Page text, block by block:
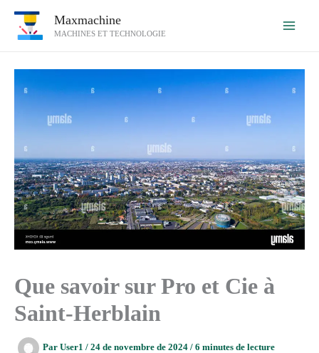
Maxmachine
MACHINES ET TECHNOLOGIE
Que savoir sur Pro et Cie à
Saint-Herblain
Par User1 / 24 de novembre de 2024 / 6 minutes de lecture